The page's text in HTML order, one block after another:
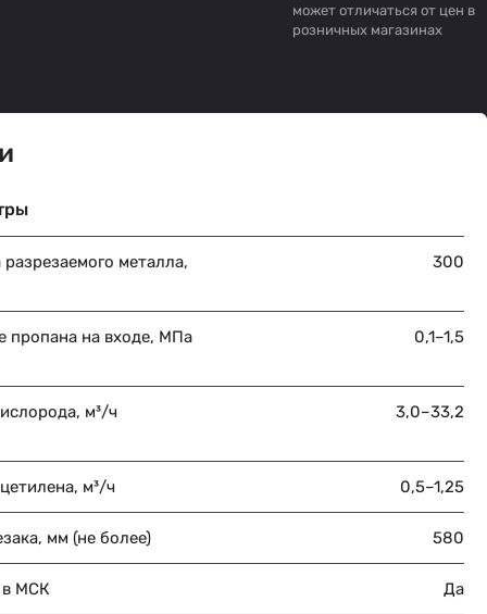
может отличаться от цен в
розничных магазинах
металла,
300
пропана на входе, МПа
0,1–1,5
м³/ч 3,0–33,2
м³/ч 0,5–1,25
мм (не более) 580
в МСК Да